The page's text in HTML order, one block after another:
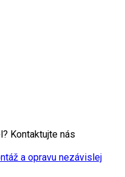
Kontaktujte nás
a opravu nezávislej